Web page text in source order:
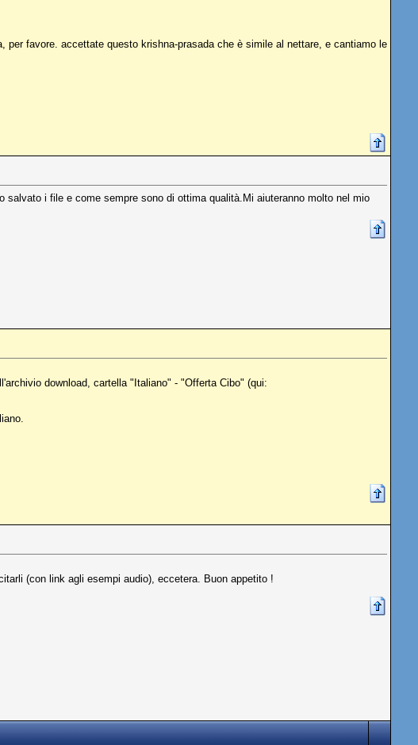
favore. accettate questo krishna-prasada che è simile al nettare, e cantiamo le
i file e come sempre sono di ottima qualità.Mi aiuteranno molto nel mio
download, cartella "Italiano" - "Offerta Cibo" (qui:
(con link agli esempi audio), eccetera. Buon appetito !